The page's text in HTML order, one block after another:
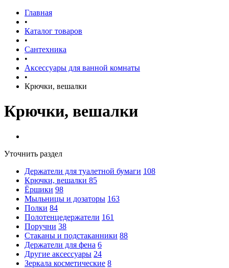
Главная
•
Каталог товаров
•
Сантехника
•
Аксессуары для ванной комнаты
•
Крючки, вешалки
Крючки, вешалки
Уточнить раздел
Держатели для туалетной бумаги 108
Крючки, вешалки 85
Ёршики 98
Мыльницы и дозаторы 163
Полки 84
Полотенцедержатели 161
Поручни 38
Стаканы и подстаканники 88
Держатели для фена 6
Другие аксессуары 24
Зеркала косметические 8